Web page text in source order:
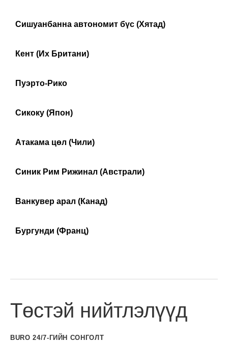
Сишуанбанна автономит бүс (Хятад)
Кент (Их Британи)
Пуэрто-Рико
Сикоку (Япон)
Атакама цөл (Чили)
Синик Рим Рижинал (Австрали)
Ванкувер арал (Канад)
Бургунди (Франц)
Төстэй нийтлэлүүд
BURO 24/7-ГИЙН СОНГОЛТ